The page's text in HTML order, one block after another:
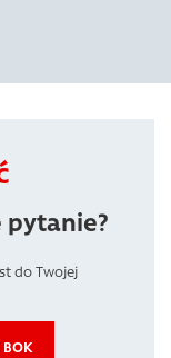
pytanie?
do Twojej
BOK